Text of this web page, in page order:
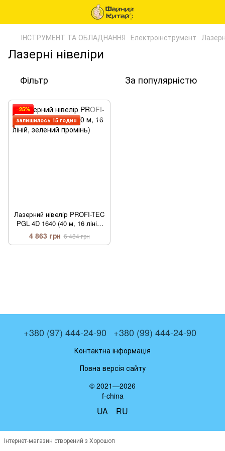
ІНСТРУМЕНТ ТА ОБЛАДНАННЯ Електроінструмент
Лазерні нівеліри
Фільтр За популярністю
−25%
залишилось 15 годин
Лазерний нівелір PROFI-TEC
PGL 4D 1640 (40 м, 16 ліній,
зелений промінь)
4 863 грн 6 484 грн
+380 (97) 444-24-90 +380 (99) 444-24-90
Контактна інформація
Повна версія сайту
© 2021—2026
f-china
UA RU
Інтернет-магазин створений з Хорошоп